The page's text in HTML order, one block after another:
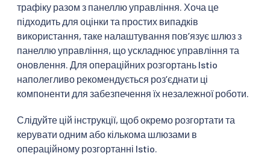
трафіку разом з панеллю управління. Хоча це
підходить для оцінки та простих випадків
використання, таке налаштування повʼязує шлюз з
панеллю управління, що ускладнює управління та
оновлення. Для операційних розгортань Istio
наполегливо рекомендується розʼєднати ці
компоненти для забезпечення їх незалежної роботи.
Слідуйте цій інструкції, щоб окремо розгортати та
керувати одним або кількома шлюзами в
операційному розгортанні Istio.